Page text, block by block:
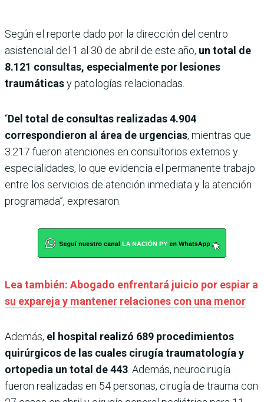
Según el reporte dado por la dirección del centro
asistencial del 1 al 30 de abril de este año, un total de
8.121 consultas, especialmente por lesiones
traumáticasy patologías relacionadas.
“Del total de consultas realizadas 4.904
correspondieron al área de urgencias, mientras que
3.217 fueron atenciones en consultorios externos y
especialidades, lo que evidencia el permanente trabajo
entre los servicios de atención inmediata y la atención
programada”, expresaron.
Lea también: Abogado enfrentará juicio por espiar a
su expareja y mantener relaciones con una menor
Además, el hospital realizó 689 procedimientos
quirúrgicos de las cuales cirugía traumatología y
ortopedia un total de 443 . Además, neurocirugía
fueron realizadas en 54 personas, cirugía de trauma con